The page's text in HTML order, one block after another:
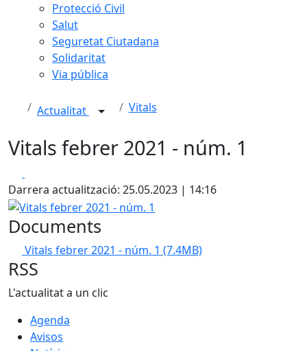
Protecció Civil
Salut
Seguretat Ciutadana
Solidaritat
Via pública
Actualitat Vitals
Vitals febrer 2021 - núm. 1
Darrera actualització: 25.05.2023 | 14:16
Vitals febrer 2021 - núm. 1
Documents
Vitals febrer 2021 - núm. 1 (7.4MB)
RSS
L'actualitat a un clic
Agenda
Avisos